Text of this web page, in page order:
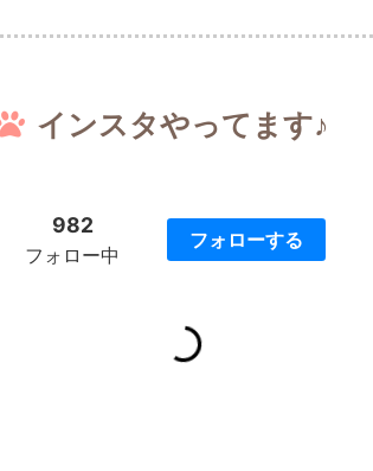
インスタやってます♪